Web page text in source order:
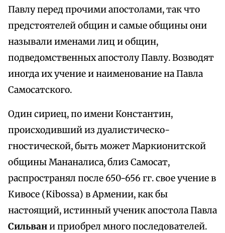
Павлу перед прочими апостолами, так что
предстоятелей общин и самые общины они
называли именами лиц и общин,
подведомственных апостолу Павлу. Возводят
иногда их учение и наименование на Павла
Самосатского.
Один сириец, по имени Константин,
происходивший из дуалистическо-
гностической, быть может Маркионитской
общины Мананалиса, близ Самосат,
распространял после 650-656 гг. свое учение в
Кивосе (Kibossa) в Армении, как бы
настоящий, истинный ученик апостола Павла
Сильвани приобрел много последователей.